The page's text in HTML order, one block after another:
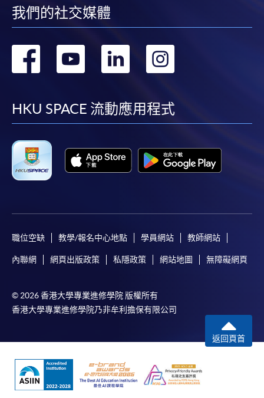
我們的社交媒體
轉
facebook
轉
youtube
轉
linkedin
HKU SPACE 流動應用程式
職位空缺 教學/報名中心地點 學員網站 教師網站
內聯網 網頁出版政策 私隱政策 網站地圖 無障礙網頁
© 2026 香港大學專業進修學院 版權所有
香港大學專業進修學院乃非牟利擔保有限公司
返回頁首